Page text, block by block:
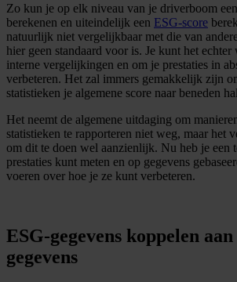
Zo kun je op elk niveau van je driverboom
berekenen en uiteindelijk een ESG-score
natuurlijk niet vergelijkbaar met die van
hier geen standaard voor is. Je kunt het
interne vergelijkingen en om je prestaties in
verbeteren. Het zal immers gemakkelijk zijn
statistieken je algemene score naar beneden
Het neemt de algemene uitdaging om
statistieken te rapporteren niet weg, maar het
om dit te doen wel aanzienlijk. Nu heb je een
prestaties kunt meten en op gegevens
voeren over hoe je ze kunt verbeteren.
ESG-gegevens koppelen
gegevens